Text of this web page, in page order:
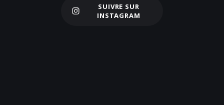
Charger plus
SUIVRE SUR
INSTAGRAM